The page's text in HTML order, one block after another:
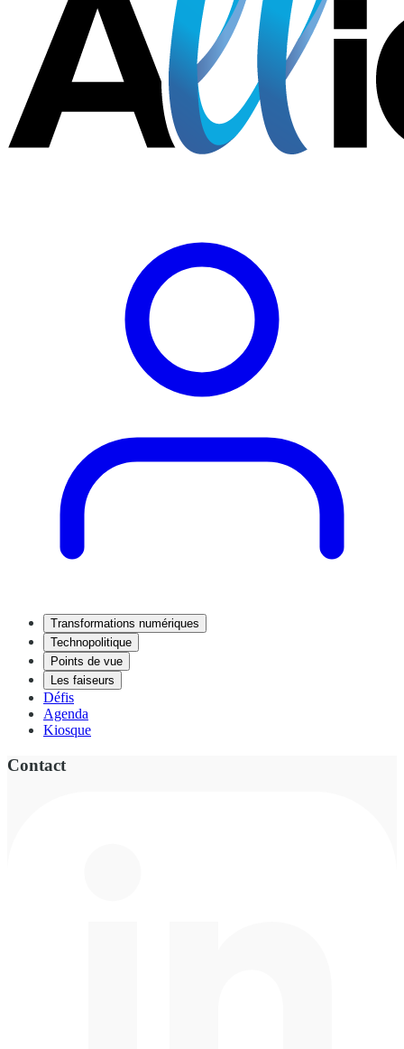
Transformations numériques
Technopolitique
Points de vue
Les faiseurs
Défis
Agenda
Kiosque
Contact